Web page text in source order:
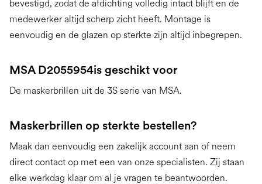
bevestigd, zodat de afdichting volledig intact blijft en de
medewerker altijd scherp zicht heeft. Montage is
eenvoudig en de glazen op sterkte zijn altijd inbegrepen.
MSA D2055954is geschikt voor
De maskerbrillen uit de 3S serie van MSA.
Maskerbrillen op sterkte bestellen?
Maak dan eenvoudig een zakelijk account aan of neem
direct contact op met een van onze specialisten. Zij staan
elke werkdag klaar om al je vragen te beantwoorden.